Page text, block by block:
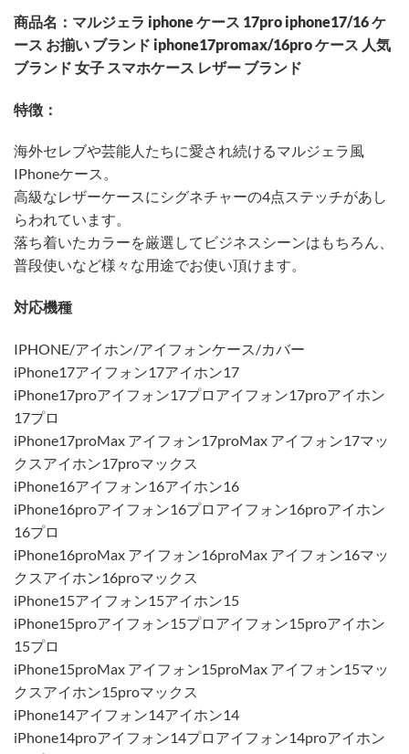
商品名：マルジェラ iphone ケース 17pro iphone17/16 ケ
ース お揃い ブランド iphone17promax/16pro ケース 人気
ブランド 女子 スマホケース レザー ブランド
特徴：
海外セレブや芸能人たちに愛され続けるマルジェラ風
IPhoneケース。
高級なレザーケースにシグネチャーの4点ステッチがあし
らわれています。
落ち着いたカラーを厳選してビジネスシーンはもちろん、
普段使いなど様々な用途でお使い頂けます。
対応機種
IPHONE/アイホン/アイフォンケース/カバー
iPhone17アイフォン17アイホン17
iPhone17proアイフォン17プロアイフォン17proアイホン
17プロ
iPhone17proMax アイフォン17proMax アイフォン17マッ
クスアイホン17proマックス
iPhone16アイフォン16アイホン16
iPhone16proアイフォン16プロアイフォン16proアイホン
16プロ
iPhone16proMax アイフォン16proMax アイフォン16マッ
クスアイホン16proマックス
iPhone15アイフォン15アイホン15
iPhone15proアイフォン15プロアイフォン15proアイホン
15プロ
iPhone15proMax アイフォン15proMax アイフォン15マッ
クスアイホン15proマックス
iPhone14アイフォン14アイホン14
iPhone14proアイフォン14プロアイフォン14proアイホン